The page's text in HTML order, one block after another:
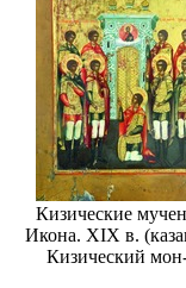
Кизические
Икона. XIX в.
Кизический